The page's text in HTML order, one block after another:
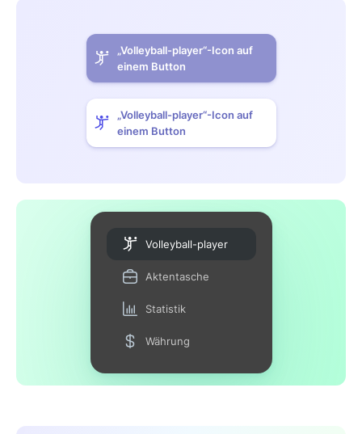
„Volleyball-player“-Icon auf
einem Button
„Volleyball-player“-Icon auf
einem Button
Volleyball-player
Aktentasche
Statistik
Währung